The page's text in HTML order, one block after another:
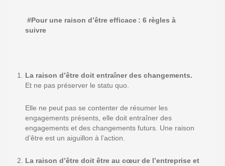
#Pour une raison d’être efficace : 6 règles à
suivre
La raison d’être doit entraîner des changements.
Et ne pas préserver le statu quo.
Elle ne peut pas se contenter de résumer les
engagements présents, elle doit entraîner des
engagements et des changements futurs. Une raison
d’être est un aiguillon à l’action.
La raison d’être doit être au cœur de l’entreprise et